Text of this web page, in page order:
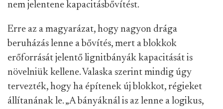
nem jelentene kapacitásbővítést.
Erre az a magyarázat, hogy nagyon drága
beruházás lenne a bővítés, mert a blokkok
erőforrását jelentő lignitbányák kapacitását is
növelniük kellene. Valaska szerint mindig úgy
tervezték, hogy ha építenek új blokkot, régieket
állítanának le. „A bányáknál is az lenne a logikus,